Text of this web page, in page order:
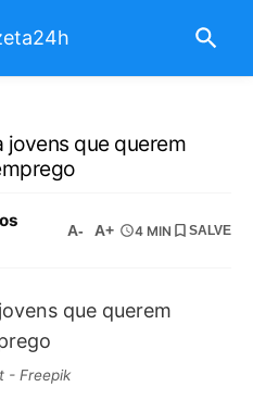
jovens que querem
A- A+ 4 MIN SALVE
- Freepik